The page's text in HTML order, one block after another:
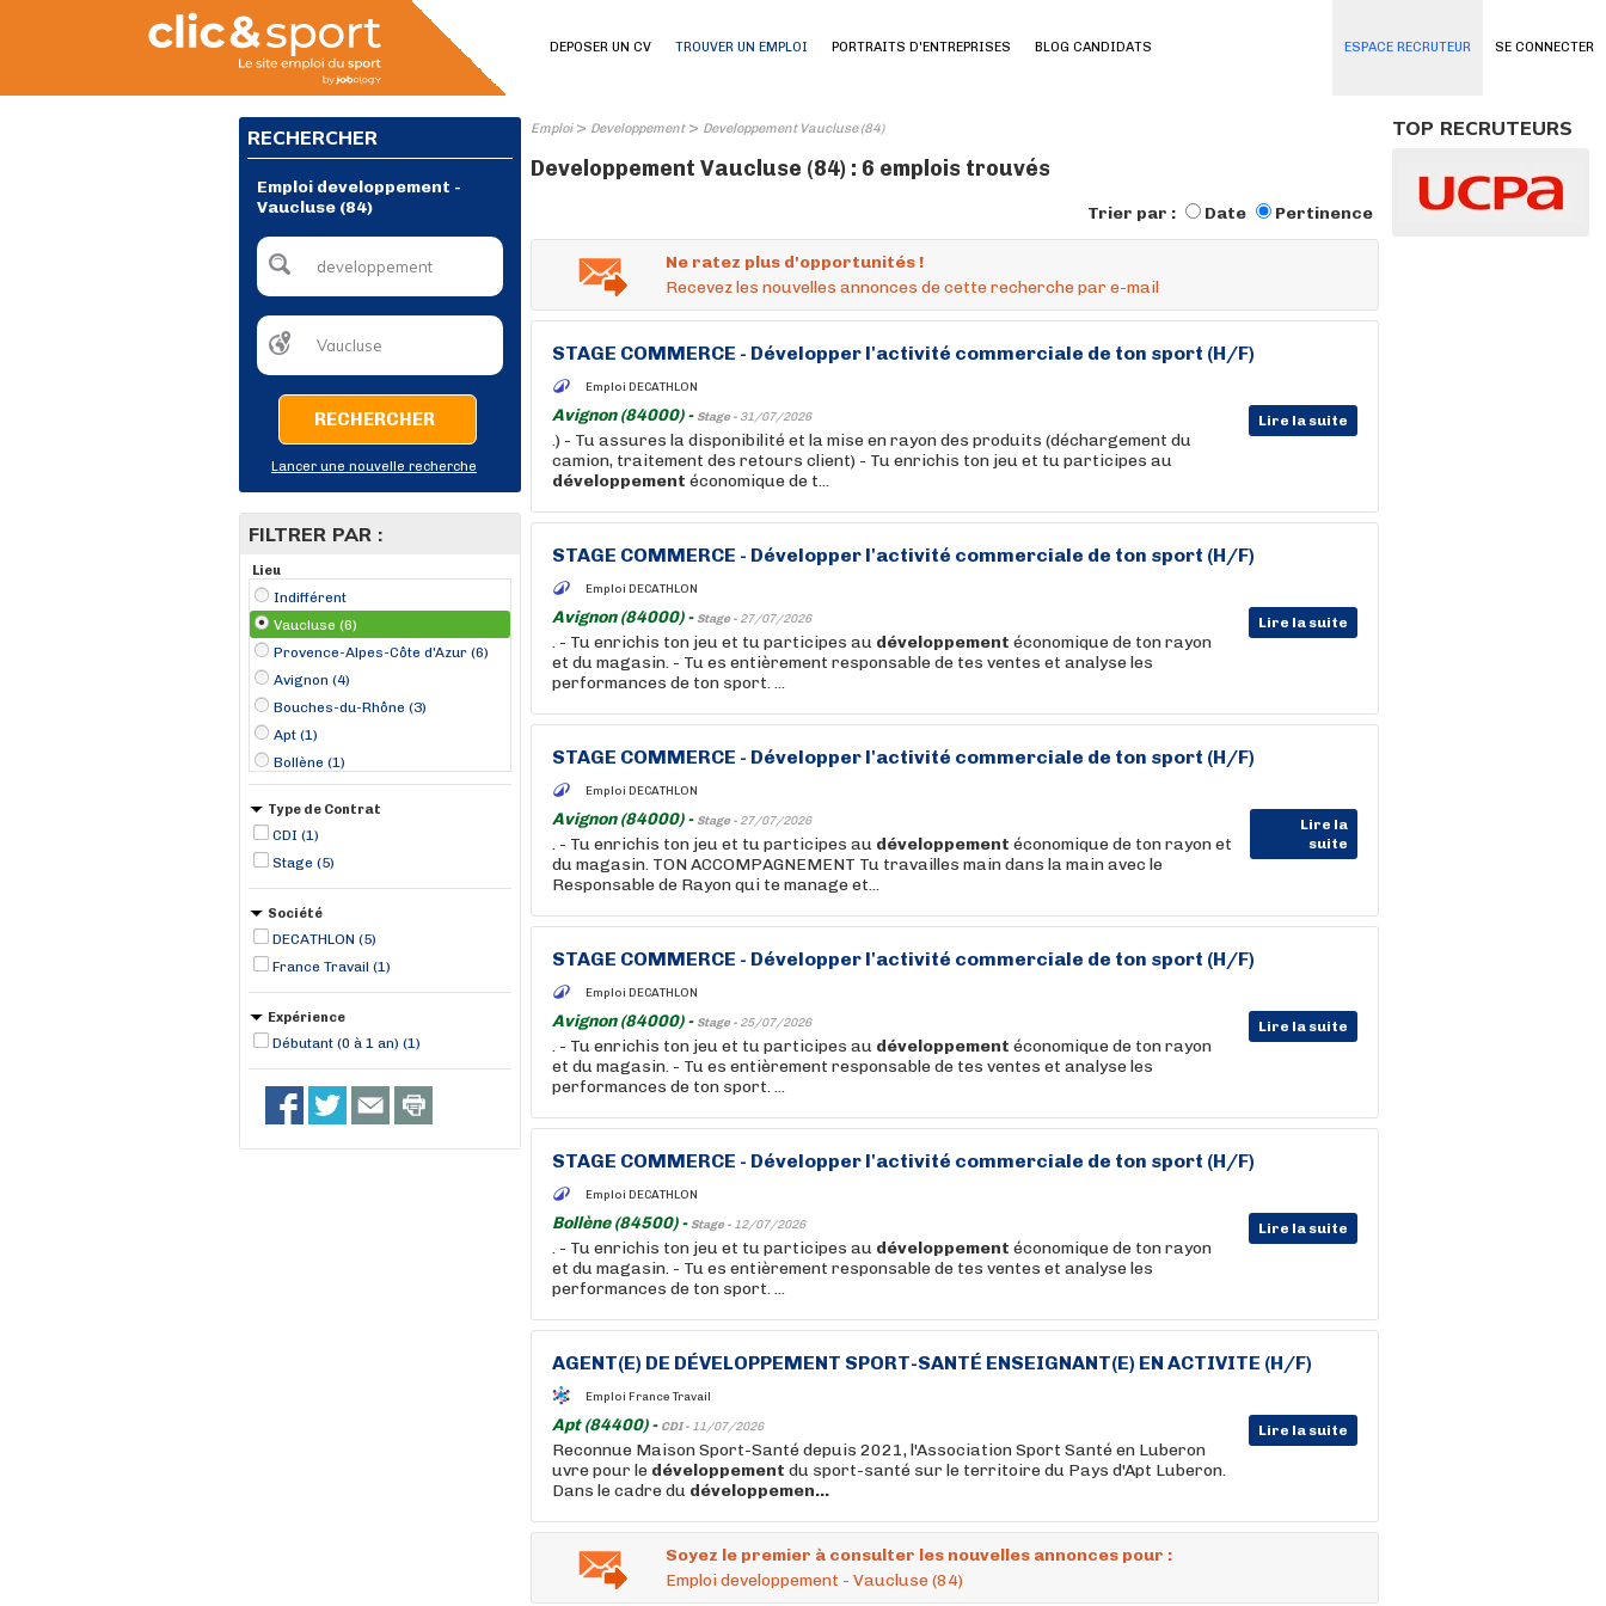
SE CONNECTER
DEPOSER UN CV TROUVER UN EMPLOI PORTRAITS D'ENTREPRISES BLOG CANDIDATS ESPACE RECRUTEUR
RECHERCHER
Emploi developpement -
Vaucluse (84)
RECHERCHER
Lancer une nouvelle recherche
FILTRER PAR :
Lieu
Indifférent
Vaucluse (6)
Provence-Alpes-Côte d'Azur (6)
Avignon (4)
Bouches-du-Rhône (3)
Apt (1)
Bollène (1)
Type de Contrat
CDI (1)
Stage (5)
Société
DECATHLON (5)
France Travail (1)
Expérience
Débutant (0 à 1 an) (1)
Emploi> Developpement> Developpement Vaucluse (84)
Developpement Vaucluse (84) : 6 emplois trouvés
Trier par : Date Pertinence
Ne ratez plus d'opportunités !
Recevez les nouvelles annonces de cette recherche par e-mail
STAGE COMMERCE - Développer l'activité commerciale de ton sport (H/F)
Emploi DECATHLON
Avignon (84000) - Stage - 31/07/2026 Lire la suite
.) - Tu assures la disponibilité et la mise en rayon des produits (déchargement du
camion, traitement des retours client) - Tu enrichis ton jeu et tu participes au
développement économique de t...
STAGE COMMERCE - Développer l'activité commerciale de ton sport (H/F)
Emploi DECATHLON
Avignon (84000) - Stage - 27/07/2026 Lire la suite
. - Tu enrichis ton jeu et tu participes au développement économique de ton rayon
et du magasin. - Tu es entièrement responsable de tes ventes et analyse les
performances de ton sport. ...
STAGE COMMERCE - Développer l'activité commerciale de ton sport (H/F)
Emploi DECATHLON
Avignon (84000) - Stage - 27/07/2026
Lire la
suite
. - Tu enrichis ton jeu et tu participes au développement économique de ton rayon et
du magasin. TON ACCOMPAGNEMENT Tu travailles main dans la main avec le
Responsable de Rayon qui te manage et...
STAGE COMMERCE - Développer l'activité commerciale de ton sport (H/F)
Emploi DECATHLON
Avignon (84000) - Stage - 25/07/2026 Lire la suite
. - Tu enrichis ton jeu et tu participes au développement économique de ton rayon
et du magasin. - Tu es entièrement responsable de tes ventes et analyse les
performances de ton sport. ...
STAGE COMMERCE - Développer l'activité commerciale de ton sport (H/F)
Emploi DECATHLON
Bollène (84500) - Stage - 12/07/2026 Lire la suite
. - Tu enrichis ton jeu et tu participes au développement économique de ton rayon
et du magasin. - Tu es entièrement responsable de tes ventes et analyse les
performances de ton sport. ...
AGENT(E) DE DÉVELOPPEMENT SPORT-SANTÉ ENSEIGNANT(E) EN ACTIVITE (H/F)
Emploi France Travail
Apt (84400) - CDI - 11/07/2026 Lire la suite
Reconnue Maison Sport-Santé depuis 2021, l'Association Sport Santé en Luberon
uvre pour le développement du sport-santé sur le territoire du Pays d'Apt Luberon.
Dans le cadre du développemen...
Soyez le premier à consulter les nouvelles annonces pour :
Emploi developpement - Vaucluse (84)
TOP RECRUTEURS